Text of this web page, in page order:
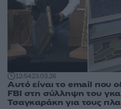
12:5423.03.26
Αυτό είναι το email που
FBI στη σύλληψη του
Τσαγκαράκη για τους